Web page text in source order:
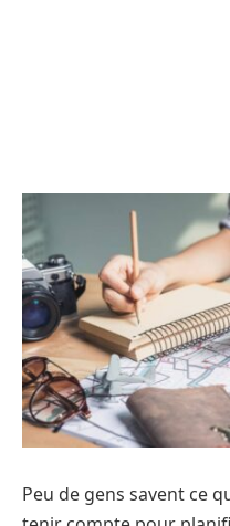
Peu de gens savent ce